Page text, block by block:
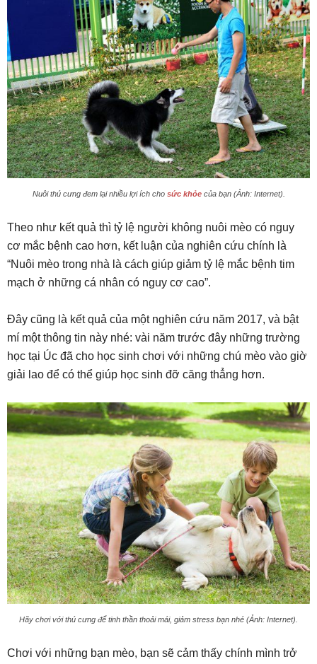
Nuôi thú cưng đem lại nhiều lợi ích cho sức khỏecủa bạn (Ảnh: Internet).
Theo như kết quả thì tỷ lệ người không nuôi mèo có nguy
cơ mắc bệnh cao hơn, kết luận của nghiên cứu chính là
“Nuôi mèo trong nhà là cách giúp giảm tỷ lệ mắc bệnh tim
mạch ở những cá nhân có nguy cơ cao”.
Đây cũng là kết quả của một nghiên cứu năm 2017, và bật
mí một thông tin này nhé: vài năm trước đây những trường
học tại Úc đã cho học sinh chơi với những chú mèo vào giờ
giải lao để có thể giúp học sinh đỡ căng thẳng hơn.
Hãy chơi với thú cưng để tinh thần thoải mái, giảm stress bạn nhé (Ảnh: Internet).
Chơi với những bạn mèo, bạn sẽ cảm thấy chính mình trở